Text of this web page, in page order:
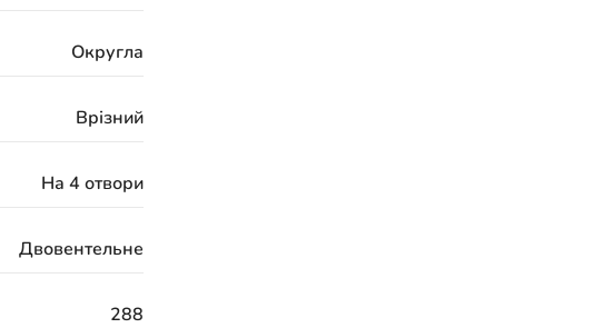
Округла
Врізний
На 4 отвори
Двовентельне
288